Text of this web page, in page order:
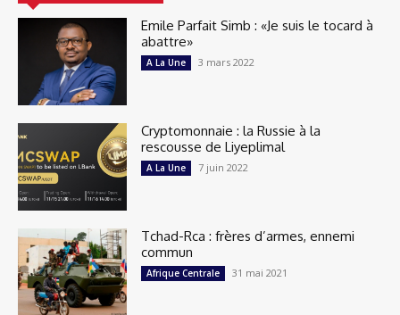
Emile Parfait Simb : «Je suis le tocard à
abattre»
A La Une 3 mars 2022
Cryptomonnaie : la Russie à la
rescousse de Liyeplimal
A La Une 7 juin 2022
Tchad-Rca : frères d’armes, ennemi
commun
Afrique Centrale 31 mai 2021